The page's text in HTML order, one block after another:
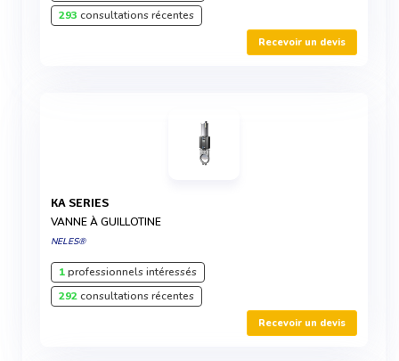
293 consultations récentes
Recevoir un devis
KA SERIES
VANNE À GUILLOTINE
NELES®
1professionnels intéressés
292consultations récentes
Recevoir un devis